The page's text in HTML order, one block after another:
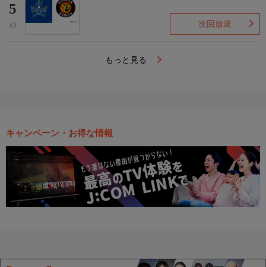
5
(-) 次回放送
もっと見る
キャンペーン・お得な情報